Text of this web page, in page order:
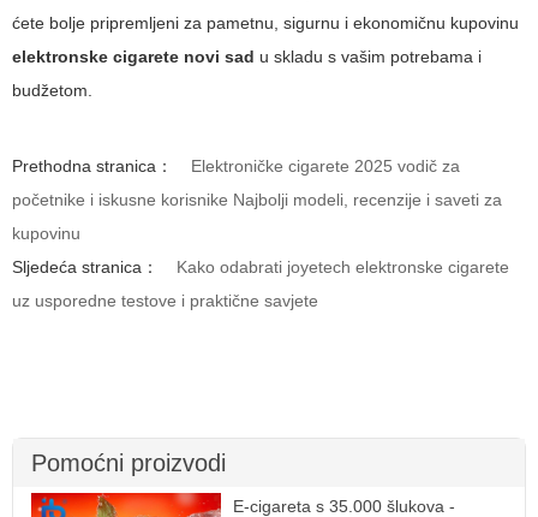
ćete bolje pripremljeni za pametnu, sigurnu i ekonomičnu kupovinu
elektronske cigarete novi sad u skladu s vašim potrebama i
budžetom.
Prethodna stranica：
Elektroničke cigarete 2025 vodič za
početnike i iskusne korisnike Najbolji modeli, recenzije i saveti za
kupovinu
Sljedeća stranica：
Kako odabrati joyetech elektronske cigarete
uz usporedne testove i praktične savjete
Pomoćni proizvodi
E-cigareta s 35.000 šlukova -